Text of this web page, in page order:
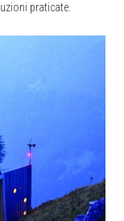
praticate.